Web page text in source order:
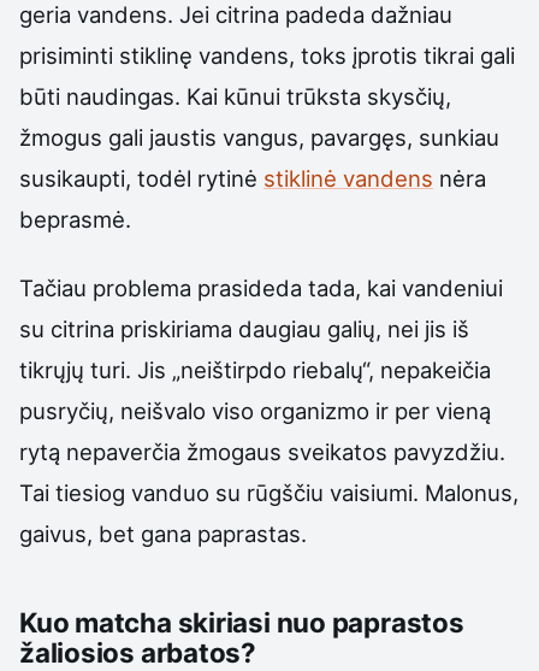
geria vandens. Jei citrina padeda dažniau
prisiminti stiklinę vandens, toks įprotis tikrai gali
būti naudingas. Kai kūnui trūksta skysčių,
žmogus gali jaustis vangus, pavargęs, sunkiau
susikaupti, todėl rytinė stiklinė vandens nėra
beprasmė.
Tačiau problema prasideda tada, kai vandeniui
su citrina priskiriama daugiau galių, nei jis iš
tikrųjų turi. Jis „neištirpdo riebalų“, nepakeičia
pusryčių, neišvalo viso organizmo ir per vieną
rytą nepaverčia žmogaus sveikatos pavyzdžiu.
Tai tiesiog vanduo su rūgščiu vaisiumi. Malonus,
gaivus, bet gana paprastas.
Kuo matcha skiriasi nuo paprastos
žaliosios arbatos?